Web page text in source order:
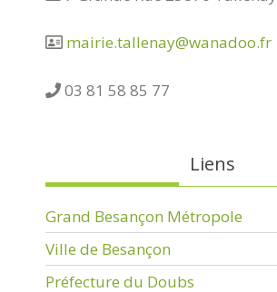
mairie.tallenay@wanadoo.fr
03 81 58 85 77
Liens
Grand Besançon Métropole
Ville de Besançon
Préfecture du Doubs